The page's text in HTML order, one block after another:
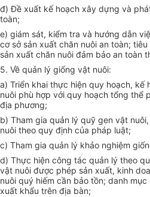
đ) Đề xuất kế hoạch xây dựng và
toàn;
e) giám sát, kiểm tra và hướng dẫn
cơ sở sản xuất chăn nuôi an toàn;
sản xuất chăn nuôi đảm bảo an toàn
5. Về quản lý giống vật nuôi:
a) Triển khai thực hiện quy hoạch, kế
nuôi phù hợp với quy hoạch tổng thể
địa phương;
b) Tham gia quản lý quỹ gen vật
nuôi theo quy định của pháp luật;
c) Tham gia quản lý khảo nghiệm
d) Thực hiện công tác quản lý theo
vật nuôi được phép sản xuất, kinh
nuôi quý hiếm cần bảo tồn; danh
xuất khẩu trên địa bàn;